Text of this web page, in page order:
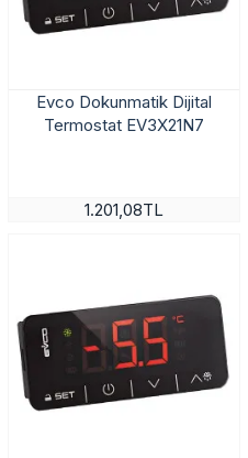
Evco Dokunmatik Dijital
Termostat EV3X21N7
1.201,08TL